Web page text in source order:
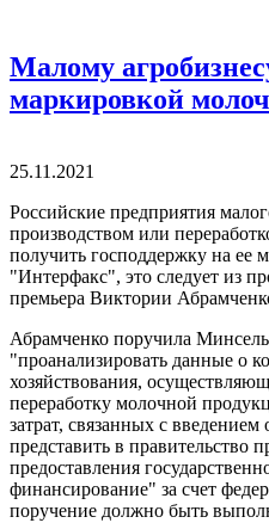
Малому
маркировкой
25.11.2021
Российские предприятия
производством или
получить господдержку на ее
"Интерфакс", это следует из
премьера Виктории
Абрамченко поручила
"проанализировать данные о
хозяйствования,
переработку молочной
затрат, связанных с
представить в правительство
предоставления
финансирование" за счет
поручение должно быть